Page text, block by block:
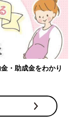
・助成金をわかり